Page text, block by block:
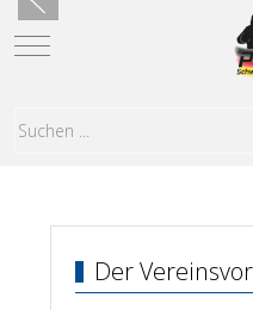
Mobile Menu Toggle
Der